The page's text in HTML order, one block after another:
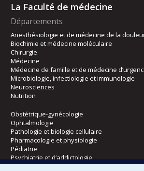
La Faculté de médecine
Départements
Anesthésiologie et de médecine de la
Biochimie et médecine moléculaire
Chirurgie
Médecine
Médecine de famille et de médecine
Microbiologie, infectiologie et immunologie
Neurosciences
Nutrition
Obstétrique-gynécologie
Ophtalmologie
Pathologie et biologie cellulaire
Pharmacologie et physiologie
Pédiatrie
Psychiatrie et d’addictologie
Radiologie, radio-oncologie et médecine